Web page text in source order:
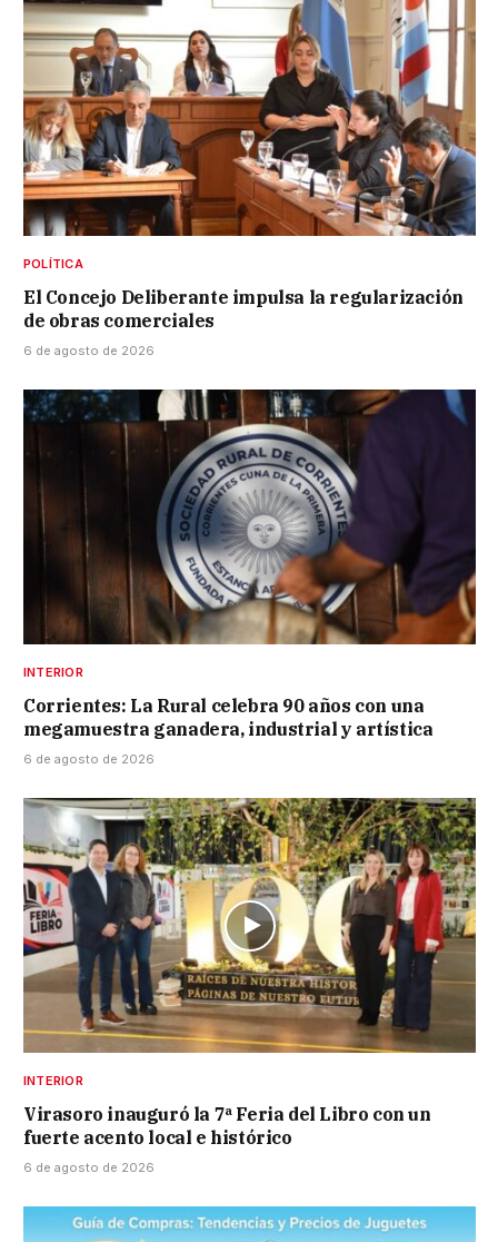
POLÍTICA
El Concejo Deliberante impulsa la regularización
de obras comerciales
6 de agosto de 2026
INTERIOR
Corrientes: La Rural celebra 90 años con una
megamuestra ganadera, industrial y artística
6 de agosto de 2026
INTERIOR
Virasoro inauguró la 7ª Feria del Libro con un
fuerte acento local e histórico
6 de agosto de 2026